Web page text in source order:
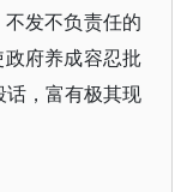
发不负责任的
府养成容忍批
话，富有极其现